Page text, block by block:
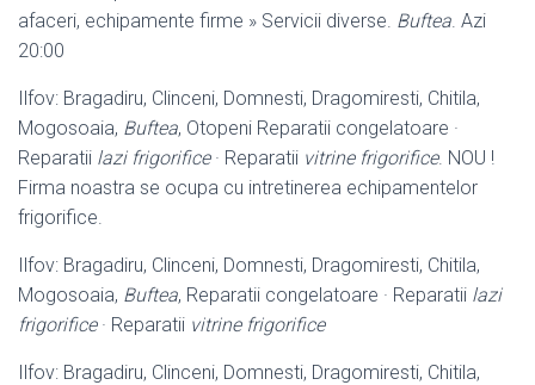
afaceri, echipamente firme » Servicii diverse. Buftea. Azi
20:00
Ilfov: Bragadiru, Clinceni, Domnesti, Dragomiresti, Chitila,
Mogosoaia, Buftea, Otopeni Reparatii congelatoare ·
Reparatii lazi frigorifice· Reparatii vitrine frigorifice. NOU !
Firma noastra se ocupa cu intretinerea echipamentelor
frigorifice.
Ilfov: Bragadiru, Clinceni, Domnesti, Dragomiresti, Chitila,
Mogosoaia, Buftea, Reparatii congelatoare · Reparatii lazi
frigorifice· Reparatii vitrine frigorifice
Ilfov: Bragadiru, Clinceni, Domnesti, Dragomiresti, Chitila,